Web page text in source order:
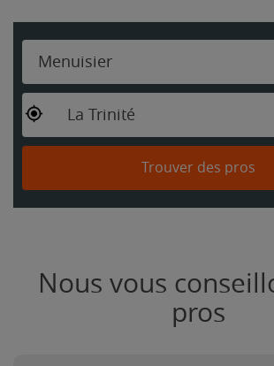
Menuisier
La Trinité
Trouver des pros
Nous vous
pros